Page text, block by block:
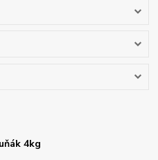
4kg